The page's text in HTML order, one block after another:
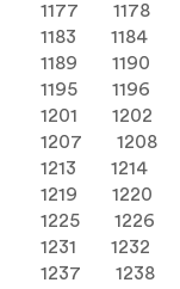
1177
1178
1183
1184
1189
1190
1195
1196
1201
1202
1207
1208
1213
1214
1219
1220
1225
1226
1231
1232
1237
1238